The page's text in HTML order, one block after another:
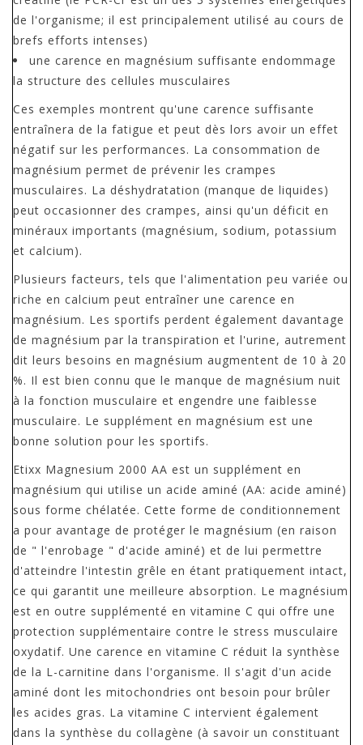
de l'organisme; il est principalement utilisé au cours de
brefs efforts intenses)
une carence en magnésium suffisante endommage
la structure des cellules musculaires
Ces exemples montrent qu'une carence suffisante
entraînera de la fatigue et peut dès lors avoir un effet
négatif sur les performances. La consommation de
magnésium permet de prévenir les crampes
musculaires. La déshydratation (manque de liquides)
peut occasionner des crampes, ainsi qu'un déficit en
minéraux importants (magnésium, sodium, potassium
et calcium).
Plusieurs facteurs, tels que l'alimentation peu variée ou
riche en calcium peut entraîner une carence en
magnésium. Les sportifs perdent également davantage
de magnésium par la transpiration et l'urine, autrement
dit leurs besoins en magnésium augmentent de 10 à 20
%. Il est bien connu que le manque de magnésium nuit
à la fonction musculaire et engendre une faiblesse
musculaire. Le supplément en magnésium est une
bonne solution pour les sportifs.
Etixx Magnesium 2000 AA est un supplément en
magnésium qui utilise un acide aminé (AA: acide aminé)
sous forme chélatée. Cette forme de conditionnement
a pour avantage de protéger le magnésium (en raison
de " l'enrobage " d'acide aminé) et de lui permettre
d'atteindre l'intestin grêle en étant pratiquement intact,
ce qui garantit une meilleure absorption. Le magnésium
est en outre supplémenté en vitamine C qui offre une
protection supplémentaire contre le stress musculaire
oxydatif. Une carence en vitamine C réduit la synthèse
de la L-carnitine dans l'organisme. Il s'agit d'un acide
aminé dont les mitochondries ont besoin pour brûler
les acides gras. La vitamine C intervient également
dans la synthèse du collagène (à savoir un constituant